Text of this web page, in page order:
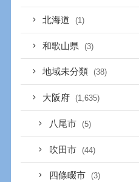
北海道 (1)
和歌山県 (3)
地域未分類 (38)
大阪府 (1,635)
八尾市 (5)
吹田市 (44)
四條畷市 (3)